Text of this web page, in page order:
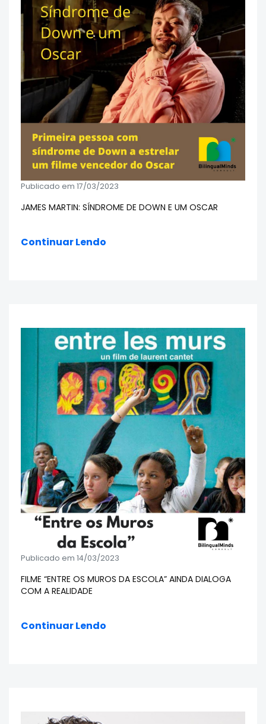
Publicado em 17/03/2023
JAMES MARTIN: SÍNDROME DE DOWN E UM OSCAR
Continuar Lendo
Publicado em 14/03/2023
FILME “ENTRE OS MUROS DA ESCOLA” AINDA DIALOGA
COM A REALIDADE
Continuar Lendo